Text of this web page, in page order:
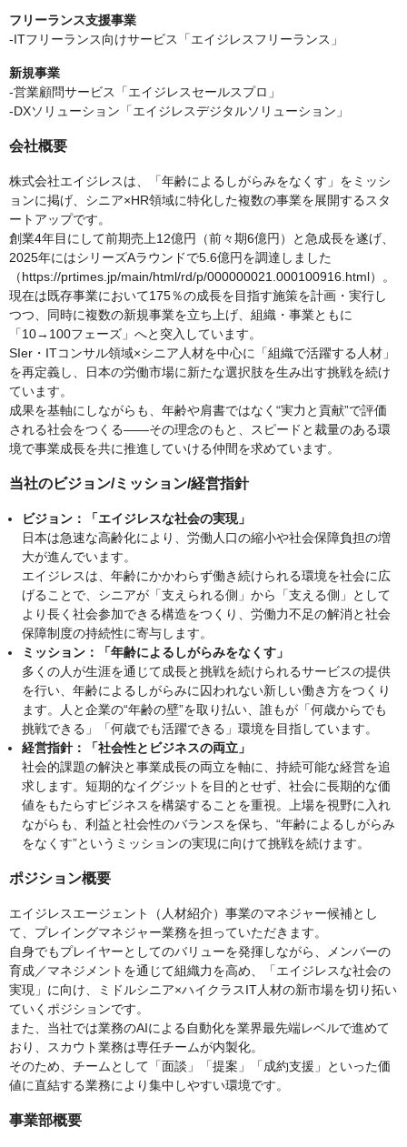
フリーランス支援事業
-ITフリーランス向けサービス「エイジレスフリーランス」
新規事業
-営業顧問サービス「エイジレスセールスプロ」
-DXソリューション「エイジレスデジタルソリューション」
会社概要
株式会社エイジレスは、「年齢によるしがらみをなくす」をミッシ
ョンに掲げ、シニア×HR領域に特化した複数の事業を展開するスタ
ートアップです。
創業4年目にして前期売上12億円（前々期6億円）と急成長を遂げ、
2025年にはシリーズAラウンドで5.6億円を調達しました
（https://prtimes.jp/main/html/rd/p/000000021.000100916.html）。
現在は既存事業において175％の成長を目指す施策を計画・実行し
つつ、同時に複数の新規事業を立ち上げ、組織・事業ともに
「10→100フェーズ」へと突入しています。
SIer・ITコンサル領域×シニア人材を中心に「組織で活躍する人材」
を再定義し、日本の労働市場に新たな選択肢を生み出す挑戦を続け
ています。
成果を基軸にしながらも、年齢や肩書ではなく“実力と貢献”で評価
される社会をつくる――その理念のもと、スピードと裁量のある環
境で事業成長を共に推進していける仲間を求めています。
当社のビジョン/ミッション/経営指針
ビジョン：「エイジレスな社会の実現」
日本は急速な高齢化により、労働人口の縮小や社会保障負担の増
大が進んでいます。
エイジレスは、年齢にかかわらず働き続けられる環境を社会に広
げることで、シニアが「支えられる側」から「支える側」として
より長く社会参加できる構造をつくり、労働力不足の解消と社会
保障制度の持続性に寄与します。
ミッション：「年齢によるしがらみをなくす」
多くの人が生涯を通じて成長と挑戦を続けられるサービスの提供
を行い、年齢によるしがらみに囚われない新しい働き方をつくり
ます。人と企業の“年齢の壁”を取り払い、誰もが「何歳からでも
挑戦できる」「何歳でも活躍できる」環境を目指しています。
経営指針：「社会性とビジネスの両立」
社会的課題の解決と事業成長の両立を軸に、持続可能な経営を追
求します。短期的なイグジットを目的とせず、社会に長期的な価
値をもたらすビジネスを構築することを重視。上場を視野に入れ
ながらも、利益と社会性のバランスを保ち、“年齢によるしがらみ
をなくす”というミッションの実現に向けて挑戦を続けます。
ポジション概要
エイジレスエージェント（人材紹介）事業のマネジャー候補とし
て、プレイングマネジャー業務を担っていただきます。
自身でもプレイヤーとしてのバリューを発揮しながら、メンバーの
育成／マネジメントを通じて組織力を高め、「エイジレスな社会の
実現」に向け、ミドルシニア×ハイクラスIT人材の新市場を切り拓い
ていくポジションです。
また、当社では業務のAIによる自動化を業界最先端レベルで進めて
おり、スカウト業務は専任チームが内製化。
そのため、チームとして「面談」「提案」「成約支援」といった価
値に直結する業務により集中しやすい環境です。
事業部概要